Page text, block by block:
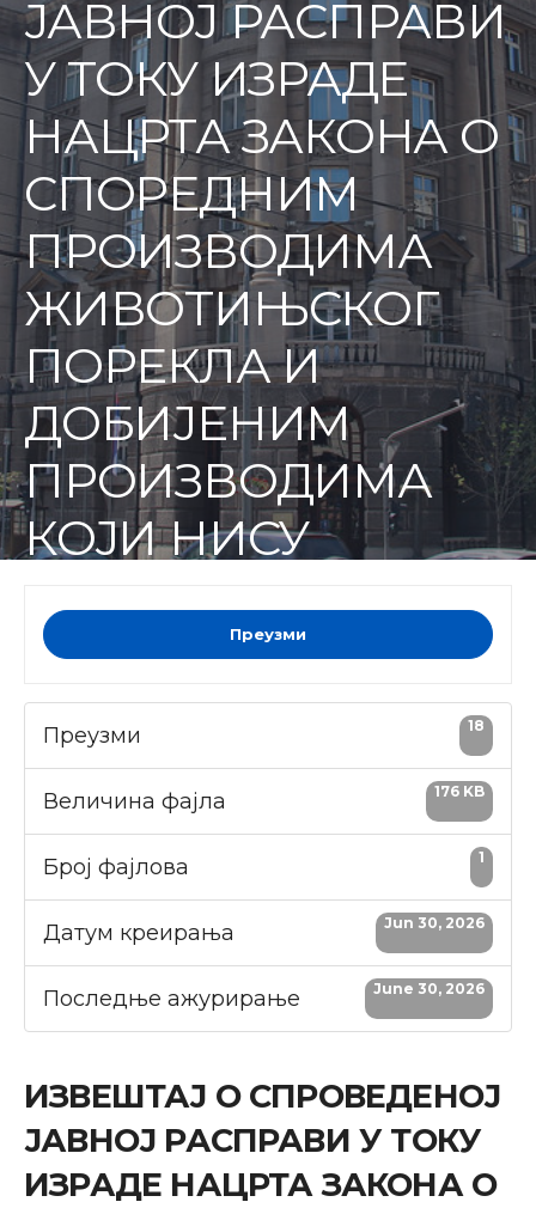
ЈАВНОЈ РАСПРАВИ
У ТОКУ ИЗРАДЕ
НАЦРТА ЗАКОНА О
СПОРЕДНИМ
ПРОИЗВОДИМА
ЖИВОТИЊСКОГ
ПОРЕКЛА И
ДОБИЈЕНИМ
ПРОИЗВОДИМА
КОЈИ НИСУ
НАМЕЊЕНИ ЗА
ИСХРАНУ ЉУДИ
Преузми
Преузми 18
Величина фајла 176 KB
Број фајлова 1
Датум креирања Jun 30, 2026
Последње ажурирање June 30, 2026
ИЗВЕШТАЈ О СПРОВЕДЕНОЈ
ЈАВНОЈ РАСПРАВИ У ТОКУ
ИЗРАДЕ НАЦРТА ЗАКОНА О